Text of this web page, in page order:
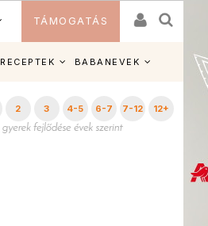
TÁMOGATÁS
RECEPTEK BABANEVEK
2 3 4-5 6-7 7-12 12+